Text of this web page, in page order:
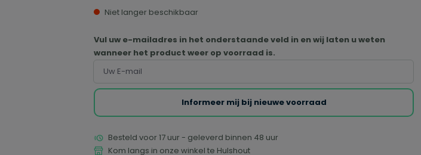
Niet langer beschikbaar
Vul uw e-mailadres in het onderstaande veld in en wij laten u weten
wanneer het product weer op voorraad is.
Informeer mij bij nieuwe voorraad
Besteld voor 17 uur - geleverd binnen 48 uur
Kom langs in onze winkel te Hulshout